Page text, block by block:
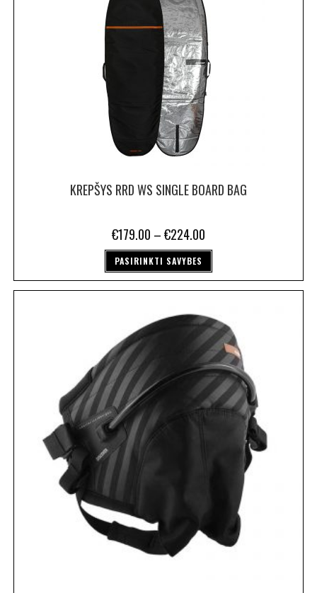
KREPŠYS RRD WS SINGLE BOARD BAG
€179.00 –€224.00
PASIRINKTI SAVYBES